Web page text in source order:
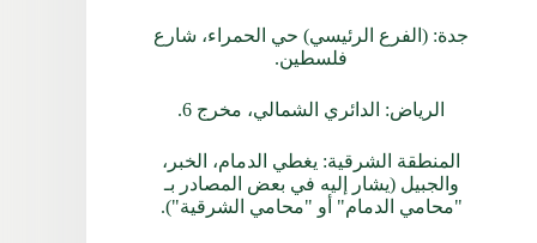
جدة: (الفرع الرئيسي) حي الحمراء، شارع
فلسطين.
الرياض: الدائري الشمالي، مخرج 6.
المنطقة الشرقية: يغطي الدمام، الخبر،
والجبيل (يشار إليه في بعض المصادر بـ
"محامي الدمام" أو "محامي الشرقية").